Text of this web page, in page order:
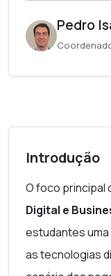
Pedro
Introdução
O foco principal
Digital e
estudantes
as tecnologias